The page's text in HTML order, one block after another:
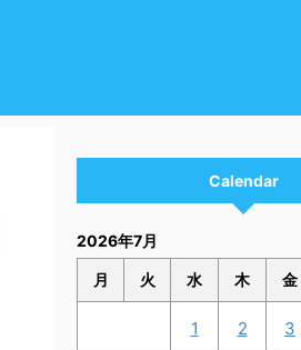
Calendar
2026年7月
月 火 水 木 金
1 2 3